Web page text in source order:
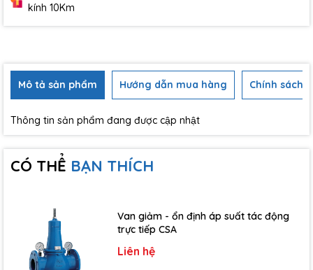
kính 10Km
Mô tả sản phẩm Hướng dẫn mua hàng Chính sách
Thông tin sản phẩm đang được cập nhật
CÓ THỂ BẠN THÍCH
Van giảm - ổn định áp suất tác động
trực tiếp CSA
Liên hệ